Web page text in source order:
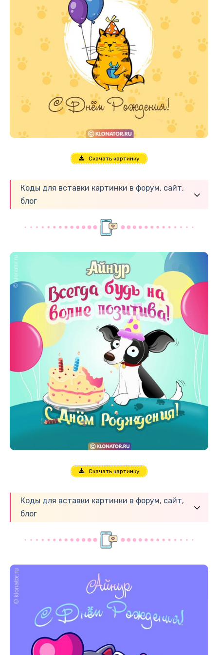
Скачать картинку
Коды для вставки картинки в форум, сайт,
блог
Скачать картинку
Коды для вставки картинки в форум, сайт,
блог